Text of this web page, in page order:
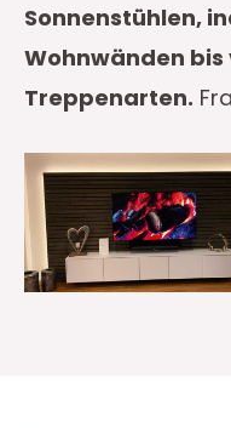
Sonnenstühlen,
Wohnwänden
Treppenarten.